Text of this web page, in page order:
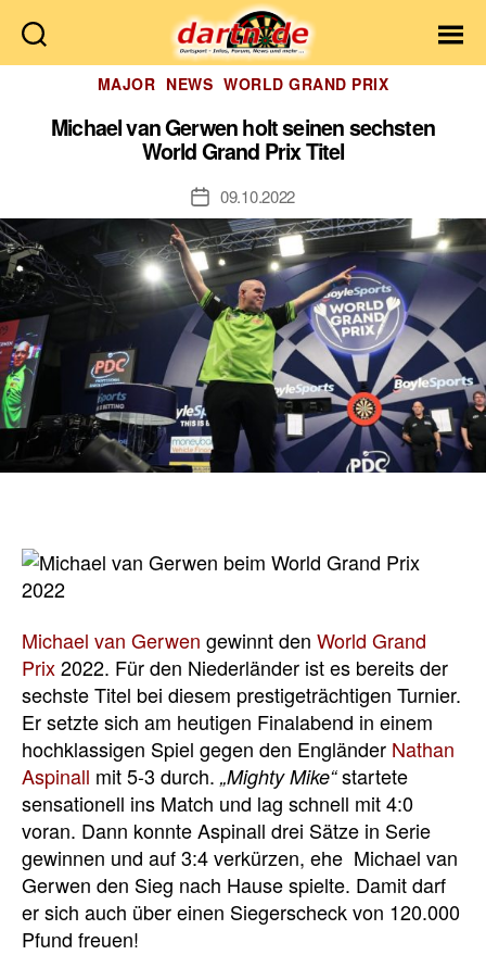
Dartn.de
Kategorien
MAJOR NEWS WORLD GRAND PRIX
Michael van Gerwen holt seinen sechsten
World Grand Prix Titel
Veröffentlichungsdatum
09.10.2022
Michael van Gerwen gewinnt den World Grand
Prix2022. Für den Niederländer ist es bereits der
sechste Titel bei diesem prestigeträchtigen Turnier.
Er setzte sich am heutigen Finalabend in einem
hochklassigen Spiel gegen den Engländer Nathan
Aspinall mit 5-3 durch. „Mighty Mike“startete
sensationell ins Match und lag schnell mit 4:0
voran. Dann konnte Aspinall drei Sätze in Serie
gewinnen und auf 3:4 verkürzen, ehe Michael van
Gerwen den Sieg nach Hause spielte. Damit darf
er sich auch über einen Siegerscheck von 120.000
Pfund freuen!